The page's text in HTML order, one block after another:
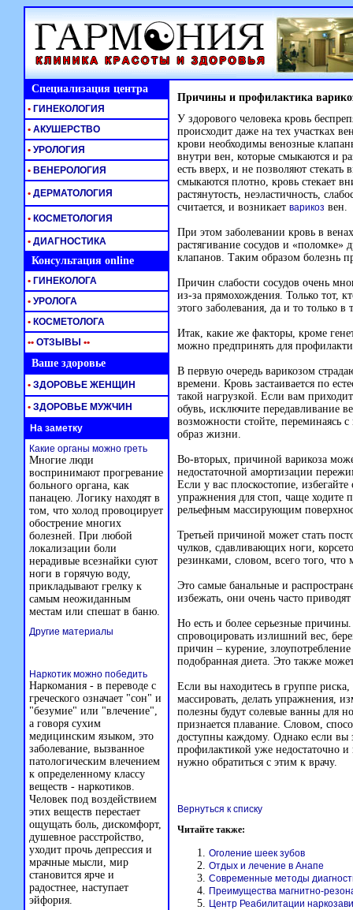
Специализация центра Причины и профилактика
У здорового человека кровь
происходит даже на тех участках
крови необходимы венозные
внутри вен, которые смыкаются и
есть вверх, и не позволяют стекать
смыкаются плотно, кровь стекает
растянутость, неэластичность,
считается, и возникает варикоз вен.
При этом заболевании кровь в
растягивание сосудов и
клапанов. Таким образом болезнь
Причин слабости сосудов очень
из-за прямохождения. Только тот,
этого заболевания, да и то только
Итак, какие же факторы, кроме
можно предпринять для
В первую очередь варикозом
времени. Кровь застаивается по
такой нагрузкой. Если вам
обувь, исключите передавливание
возможности стойте, переминаясь
образ жизни.
Во-вторых, причиной варикоза
недостаточной амортизации
Если у вас плоскостопие,
упражнения для стоп, чаще ходите
рельефным массирующим
Третьей причиной может стать
чулков, сдавливающих ноги,
резинками, словом, всего того, что
Это самые банальные и
избежать, они очень часто
Но есть и более серьезные
спровоцировать излишний вес,
причин – курение,
подобранная диета. Это также
Если вы находитесь в группе
массировать, делать упражнения,
полезны будут солевые ванны для
признается плавание. Словом,
доступны каждому. Однако если
профилактикой уже недостаточно
нужно обратиться с этим к врачу.
Вернуться к списку
Читайте также:
Оголение шеек зубов
Отдых и лечение в Анапе
Современные методы
Преимущества магнитно-
Центр Реабилитации
• ГИНЕКОЛОГИЯ
• АКУШЕРСТВО
• УРОЛОГИЯ
• ВЕНЕРОЛОГИЯ
• ДЕРМАТОЛОГИЯ
• КОСМЕТОЛОГИЯ
• ДИАГНОСТИКА
Консультация online
• ГИНЕКОЛОГА
• УРОЛОГА
• КОСМЕТОЛОГА
•• ОТЗЫВЫ ••
Ваше здоровье
• ЗДОРОВЬЕ ЖЕНЩИН
• ЗДОРОВЬЕ МУЖЧИН
На заметку
Какие органы можно греть
Многие люди
воспринимают прогревание
больного органа, как
панацею. Логику находят в
том, что холод провоцирует
обострение многих
болезней. При любой
локализации боли
нерадивые всезнайки суют
ноги в горячую воду,
прикладывают грелку к
самым неожиданным
местам или спешат в баню.
Другие материалы
Наркотик можно победить
Наркомания - в переводе с
греческого означает "сон" и
"безумие" или "влечение",
а говоря сухим
медицинским языком, это
заболевание, вызванное
патологическим влечением
к определенному классу
веществ - наркотиков.
Человек под воздействием
этих веществ перестает
ощущать боль, дискомфорт,
душевное расстройство,
уходит прочь депрессия и
мрачные мысли, мир
становится ярче и
радостнее, наступает
эйфория.